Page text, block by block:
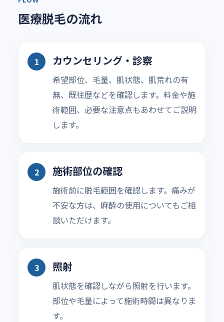
医療脱毛の流れ
カウンセリング・診察
希望部位、毛量、肌状態、肌荒れの有
無、既往歴などを確認します。料金や施
術範囲、必要な注意点もあわせてご説明
します。
施術部位の確認
施術前に脱毛範囲を確認します。痛みが
不安な方は、麻酔の使用についてもご相
談いただけます。
照射
肌状態を確認しながら照射を行います。
部位や毛量によって施術時間は異なりま
す。